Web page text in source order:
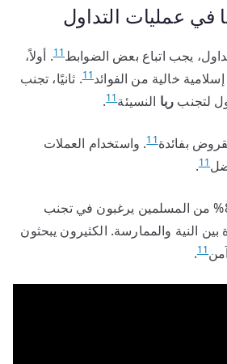
في عمليات التداول
يجب اتباع بعض الضوابط11. أولاً،
خالية من الفوائد11. ثانيًا، تجنب
لتجنب ربا النسيئة11
.
بفائدة11. واستخدام العملات
11
.
الإحصائيات تظهر أن 85% من المسلمين يرغبون في تجنب
النية والممارسة. الكثيرون يبحثون
11
.